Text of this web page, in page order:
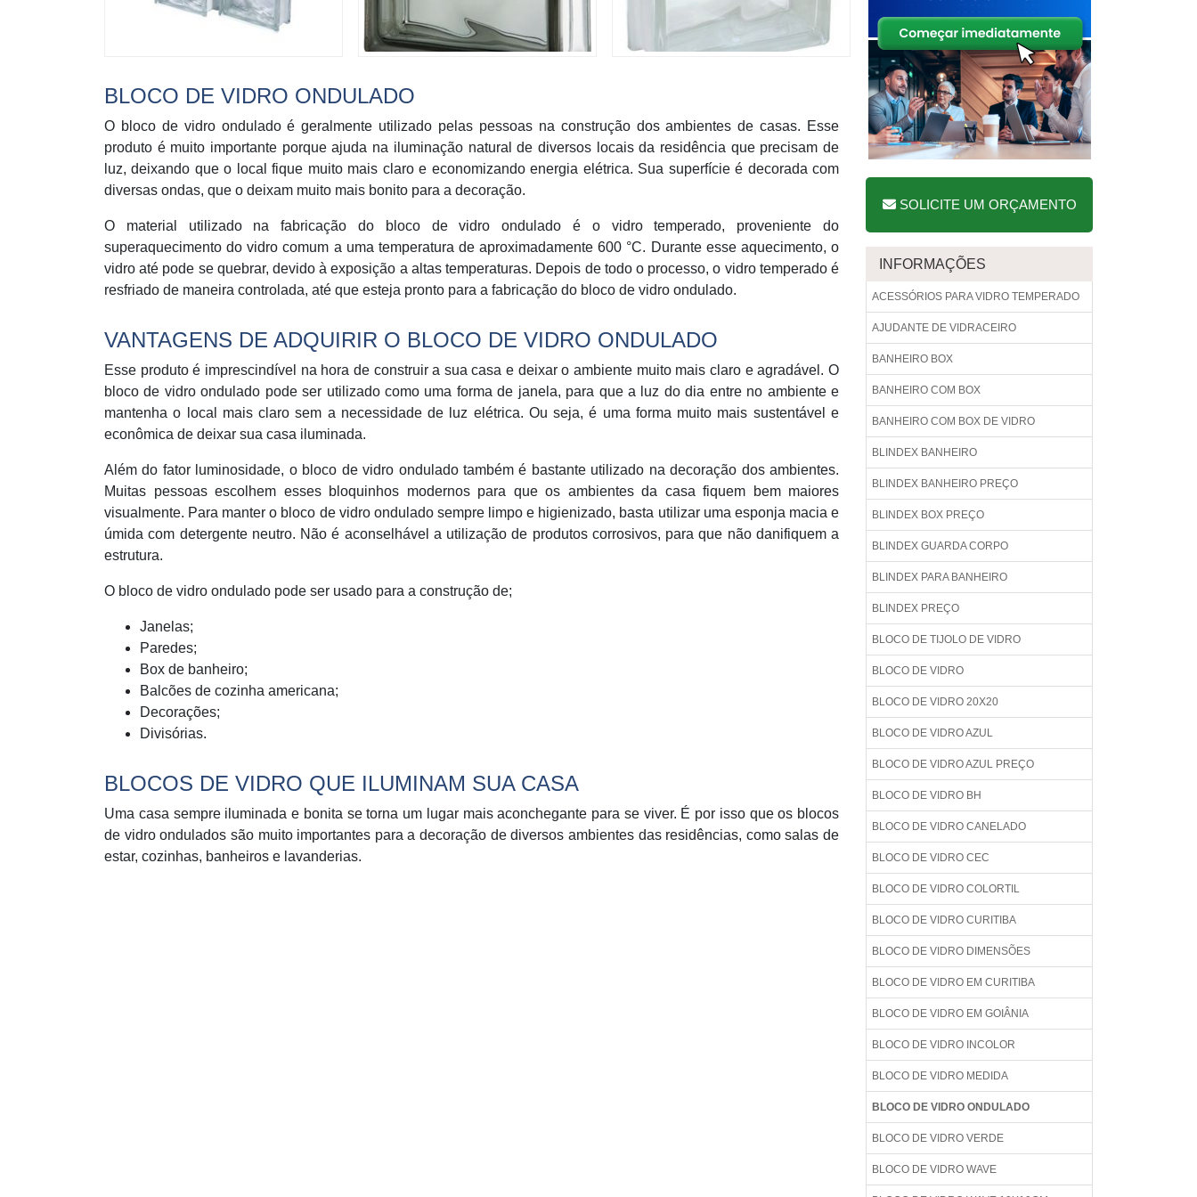
BLOCO DE VIDRO ONDULADO
O bloco de vidro ondulado é geralmente utilizado pelas pessoas na construção dos ambientes de casas. Esse
produto é muito importante porque ajuda na iluminação natural de diversos locais da residência que precisam de
luz, deixando que o local fique muito mais claro e economizando energia elétrica. Sua superfície é decorada com
diversas ondas, que o deixam muito mais bonito para a decoração.
O material utilizado na fabricação do bloco de vidro ondulado é o vidro temperado, proveniente do
superaquecimento do vidro comum a uma temperatura de aproximadamente 600 °C. Durante esse aquecimento, o
vidro até pode se quebrar, devido à exposição a altas temperaturas. Depois de todo o processo, o vidro temperado é
resfriado de maneira controlada, até que esteja pronto para a fabricação do bloco de vidro ondulado.
VANTAGENS DE ADQUIRIR O BLOCO DE VIDRO ONDULADO
Esse produto é imprescindível na hora de construir a sua casa e deixar o ambiente muito mais claro e agradável. O
bloco de vidro ondulado pode ser utilizado como uma forma de janela, para que a luz do dia entre no ambiente e
mantenha o local mais claro sem a necessidade de luz elétrica. Ou seja, é uma forma muito mais sustentável e
econômica de deixar sua casa iluminada.
Além do fator luminosidade, o bloco de vidro ondulado também é bastante utilizado na decoração dos ambientes.
Muitas pessoas escolhem esses bloquinhos modernos para que os ambientes da casa fiquem bem maiores
visualmente. Para manter o bloco de vidro ondulado sempre limpo e higienizado, basta utilizar uma esponja macia e
úmida com detergente neutro. Não é aconselhável a utilização de produtos corrosivos, para que não danifiquem a
estrutura.
O bloco de vidro ondulado pode ser usado para a construção de;
Janelas;
Paredes;
Box de banheiro;
Balcões de cozinha americana;
Decorações;
Divisórias.
BLOCOS DE VIDRO QUE ILUMINAM SUA CASA
Uma casa sempre iluminada e bonita se torna um lugar mais aconchegante para se viver. É por isso que os blocos
de vidro ondulados são muito importantes para a decoração de diversos ambientes das residências, como salas de
estar, cozinhas, banheiros e lavanderias.
SOLICITE UM ORÇAMENTO
INFORMAÇÕES
ACESSÓRIOS PARA VIDRO TEMPERADO
AJUDANTE DE VIDRACEIRO
BANHEIRO BOX
BANHEIRO COM BOX
BANHEIRO COM BOX DE VIDRO
BLINDEX BANHEIRO
BLINDEX BANHEIRO PREÇO
BLINDEX BOX PREÇO
BLINDEX GUARDA CORPO
BLINDEX PARA BANHEIRO
BLINDEX PREÇO
BLOCO DE TIJOLO DE VIDRO
BLOCO DE VIDRO
BLOCO DE VIDRO 20X20
BLOCO DE VIDRO AZUL
BLOCO DE VIDRO AZUL PREÇO
BLOCO DE VIDRO BH
BLOCO DE VIDRO CANELADO
BLOCO DE VIDRO CEC
BLOCO DE VIDRO COLORTIL
BLOCO DE VIDRO CURITIBA
BLOCO DE VIDRO DIMENSÕES
BLOCO DE VIDRO EM CURITIBA
BLOCO DE VIDRO EM GOIÂNIA
BLOCO DE VIDRO INCOLOR
BLOCO DE VIDRO MEDIDA
BLOCO DE VIDRO ONDULADO
BLOCO DE VIDRO VERDE
BLOCO DE VIDRO WAVE